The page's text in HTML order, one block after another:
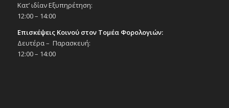
Κατ’ ιδίαν Εξυπηρέτηση:
12:00 – 14:00
Επισκέψεις Κοινού στον Τομέα Φορολογιών:
Δευτέρα – Παρασκευή:
12:00 – 14:00